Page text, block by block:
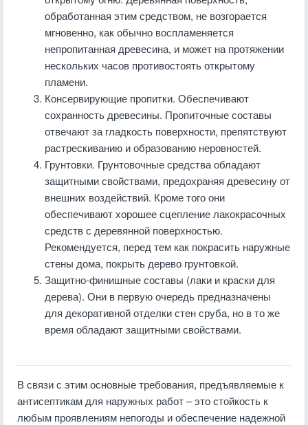
обработанная этим средством, не возгорается
мгновенно, как обычно воспламеняется
непропитанная древесина, и может на протяжении
нескольких часов противостоять открытому
пламени.
Консервирующие пропитки. Обеспечивают
сохранность древесины. Пропиточные составы
отвечают за гладкость поверхности, препятствуют
растрескиванию и образованию неровностей.
Грунтовки. Грунтовочные средства обладают
защитными свойствами, предохраняя древесину от
внешних воздействий. Кроме того они
обеспечивают хорошее сцепление лакокрасочных
средств с деревянной поверхностью.
Рекомендуется, перед тем как покрасить наружные
стены дома, покрыть дерево грунтовкой.
Защитно-финишные составы (лаки и краски для
дерева). Они в первую очередь предназначены
для декоративной отделки стен сруба, но в то же
время обладают защитными свойствами.
В связи с этим основные требования, предъявляемые к
антисептикам для наружных работ – это стойкость к
любым проявлениям непогоды и обеспечение надежной